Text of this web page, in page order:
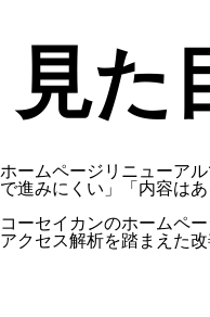
見た
ホームページリニューア
で進みにくい」「内容は
コーセイカンのホームペ
アクセス解析を踏まえた